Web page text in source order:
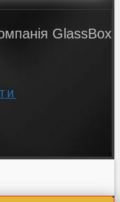
GlassBox